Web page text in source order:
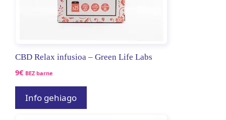
CBD Relax infusioa – Green Life Labs
9€ BEZ barne
Info gehiago